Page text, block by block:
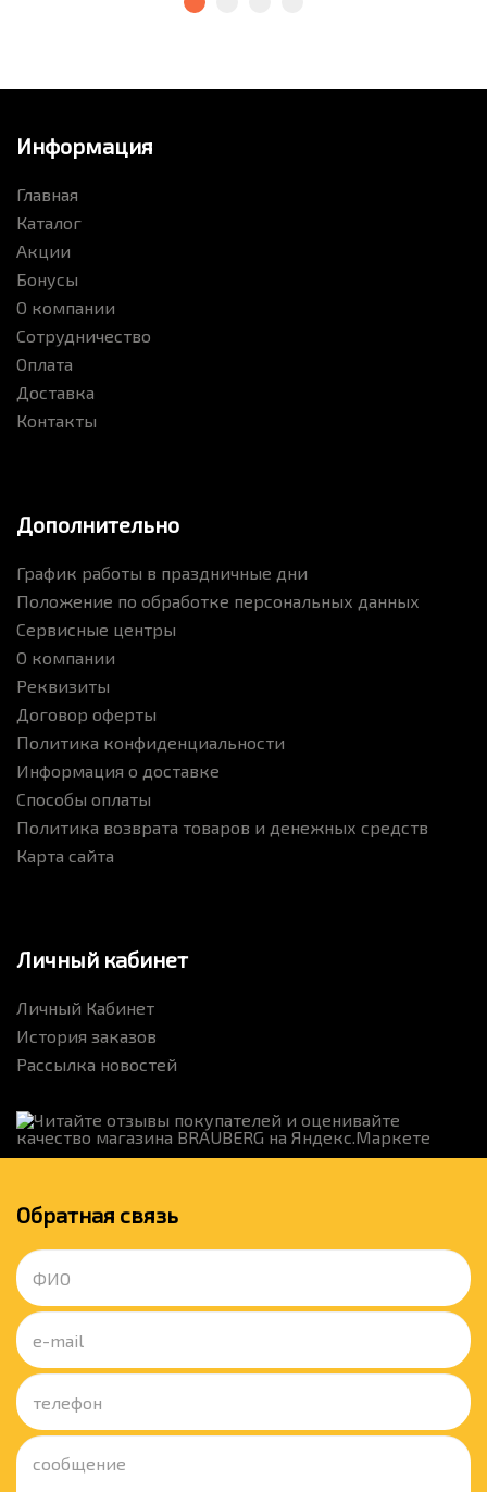
Информация
Главная
Каталог
Акции
Бонусы
О компании
Сотрудничество
Оплата
Доставка
Контакты
Дополнительно
График работы в праздничные дни
Положение по обработке персональных данных
Сервисные центры
О компании
Реквизиты
Договор оферты
Политика конфиденциальности
Информация о доставке
Способы оплаты
Политика возврата товаров и денежных средств
Карта сайта
Личный кабинет
Личный Кабинет
История заказов
Рассылка новостей
Обратная связь